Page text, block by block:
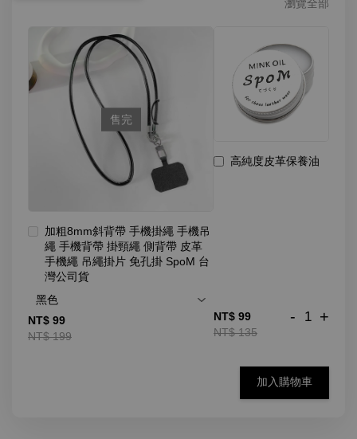
瀏覽全部
售完
加粗8mm斜背帶 手機掛繩 手機吊
繩 手機背帶 掛頸繩 側背帶 皮革
手機繩 吊繩掛片 免孔掛 SpoM 台
灣公司貨
NT$ 99
NT$ 199
高純度皮革保養油
NT$ 99
NT$ 135
- +
加入購物車